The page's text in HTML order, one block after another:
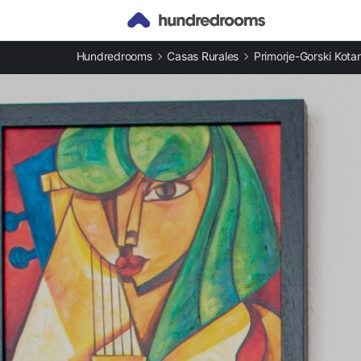
Casas rurales en Baška
Apartamentos en Baška
Hundredrooms Casas Rurales Primorje-Gorski Kotar